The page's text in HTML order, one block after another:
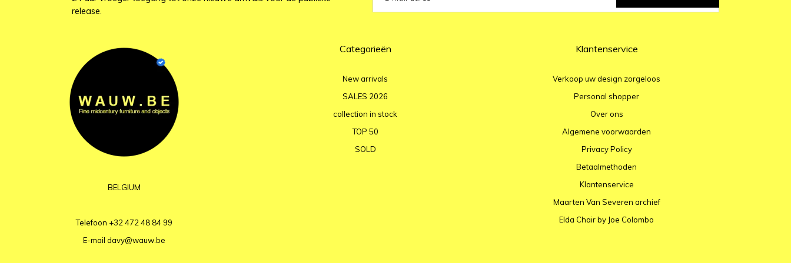
release.
BELGIUM
Telefoon +32 472 48 84 99
E-mail davy@wauw.be
Categorieën
New arrivals
SALES 2026
collection in stock
TOP 50
SOLD
Klantenservice
Verkoop uw design zorgeloos
Personal shopper
Over ons
Algemene voorwaarden
Privacy Policy
Betaalmethoden
Klantenservice
Maarten Van Severen archief
Elda Chair by Joe Colombo